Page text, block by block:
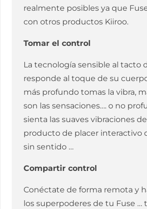
realmente posibles ya que
con otros productos Kiiroo.
Tomar el control
La tecnología sensible al tacto
responde al toque de su
más profundo tomas la vibra,
son las sensaciones…. o no
sienta las suaves vibraciones
producto de placer interactivo
sin sentido …
Compartir control
Conéctate de forma remota y
los superpoderes de tu Fuse …